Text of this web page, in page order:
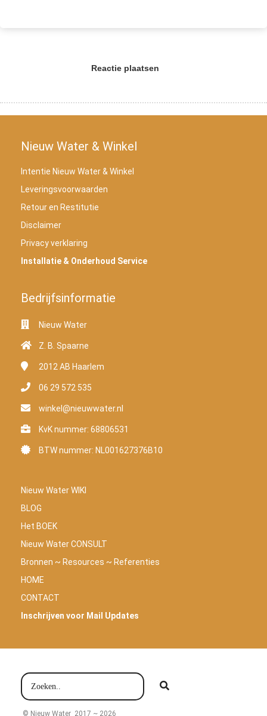
Reactie plaatsen
Nieuw Water & Winkel
Intentie Nieuw Water & Winkel
Leveringsvoorwaarden
Retour en Restitutie
Disclaimer
Privacy verklaring
Installatie & Onderhoud Service
Bedrijfsinformatie
Nieuw Water
Z. B. Spaarne
2012 AB Haarlem
06 29 572 535
winkel@nieuwwater.nl
KvK nummer: 68806531
BTW nummer: NL001627376B10
Nieuw Water WIKI
BLOG
Het BOEK
Nieuw Water CONSULT
Bronnen ~ Resources ~ Referenties
HOME
CONTACT
Inschrijven voor Mail Updates
© Nieuw Water 2017 ~ 2026